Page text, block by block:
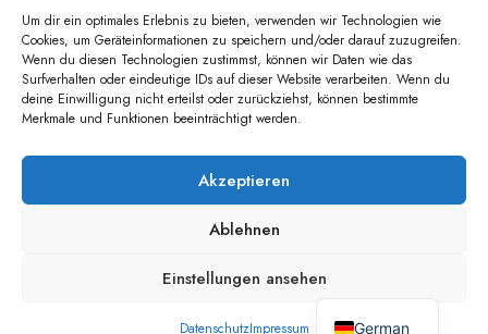
Um dir ein optimales Erlebnis zu bieten, verwenden wir Technologien wie
Cookies, um Geräteinformationen zu speichern und/oder darauf zuzugreifen.
Wenn du diesen Technologien zustimmst, können wir Daten wie das
Surfverhalten oder eindeutige IDs auf dieser Website verarbeiten. Wenn du
deine Einwilligung nicht erteilst oder zurückziehst, können bestimmte
Merkmale und Funktionen beeinträchtigt werden.
Akzeptieren
Ablehnen
Einstellungen ansehen
DatenschutzImpressum
Urheberrecht © 2026
Datenschutz
Nutzungsbedingungen
German